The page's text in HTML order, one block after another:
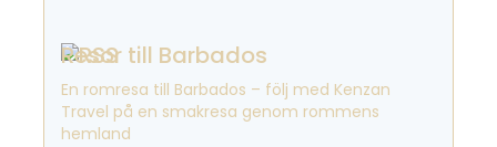
Resor till Barbados
En romresa till Barbados – följ med Kenzan
Travel på en smakresa genom rommens
hemland